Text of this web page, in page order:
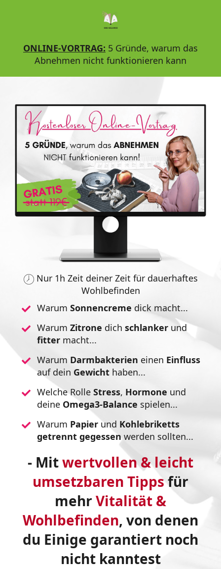
ONLINE-VORTRAG: 5 Gründe, warum das
Abnehmen nicht funktionieren kann
Nur 1h Zeit deiner Zeit für dauerhaftes
Wohlbefinden
Warum Sonnencreme dick macht...
Warum Zitrone dich schlanker und
fitter macht...
Warum Darmbakterien einen Einfluss
auf dein Gewicht haben...
Welche Rolle Stress, Hormone und
deine Omega3-Balance spielen...
Warum Papier und Kohlebriketts
getrennt gegessenwerden sollten...
- Mitwertvollen & leicht
umsetzbaren Tipps für
mehr Vitalität &
Wohlbefinden, von denen
du Einige garantiert noch
nicht kanntest